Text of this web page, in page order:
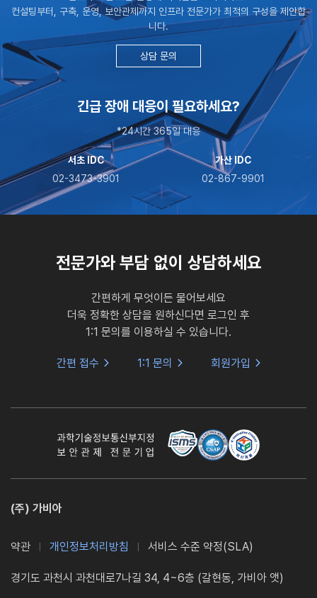
컨설팅부터, 구축, 운영, 보안관제까지 인프라 전문가가 최적의 구성을 제안합
니다.
상담 문의
긴급 장애 대응이 필요하세요?
*24시간 365일 대응
서초 IDC
02-3473-3901
가산 IDC
02-867-9901
전문가와 부담 없이 상담하세요
간편하게 무엇이든 물어보세요
더욱 정확한 상담을 원하신다면 로그인 후
1:1 문의를 이용하실 수 있습니다.
간편 접수 1:1 문의 회원가입
(주) 가비아
약관 개인정보처리방침 서비스 수준 약정(SLA)
경기도 과천시 과천대로7나길 34, 4~6층 (갈현동, 가비아 앳)